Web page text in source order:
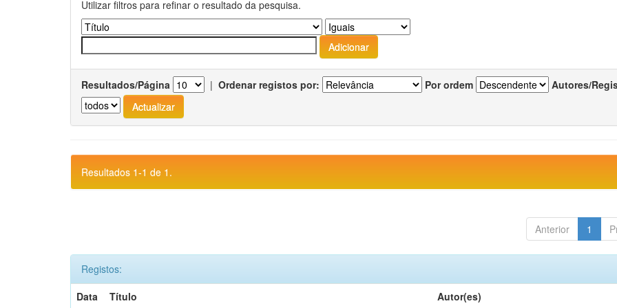
Utilizar filtros para refinar o resultado da pesquisa.
Resultados/Página | Ordenar registos por: Por ordem Autores/
Resultados 1-1 de 1.
Anterior 1
Registos:
Data
Título Autor(es)